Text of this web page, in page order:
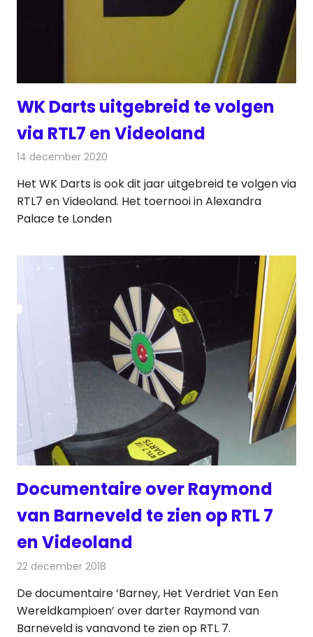
WK Darts uitgebreid te volgen
via RTL7 en Videoland
14 december 2020
Het WK Darts is ook dit jaar uitgebreid te volgen via
RTL7 en Videoland. Het toernooi in Alexandra
Palace te Londen
Documentaire over Raymond
van Barneveld te zien op RTL 7
en Videoland
22 december 2018
De documentaire ‘Barney, Het Verdriet Van Een
Wereldkampioen’ over darter Raymond van
Barneveld is vanavond te zien op RTL 7.